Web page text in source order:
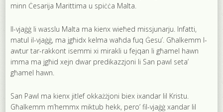
minn Ċesarija Marittima u spiċċa Malta.
Il-vjaġġ li wasslu Malta ma kienx wieħed missjunarju. Infatti,
matul il-vjaġġ, ma jgħidx kelma waħda fuq Ġesu’. Għalkemm l-
awtur tar-rakkont isemmi xi mirakli u fejqan li għamel hawn
imma ma jgħid xejn dwar predikazzjoni li San pawl seta’
għamel hawn.
San Pawl ma kienx jitlef okkażżjoni biex ixandar lil Kristu.
Għalkemm m’hemmx miktub hekk, pero’ fil-vjaġġ xandar lil